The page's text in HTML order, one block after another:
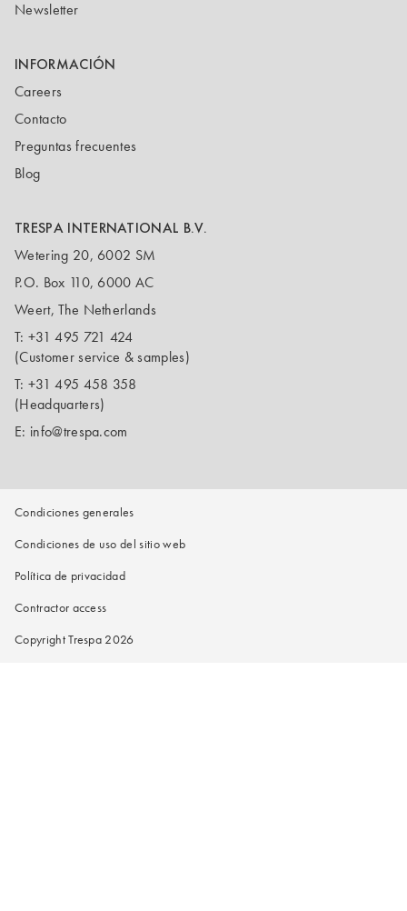
Newsletter
INFORMACIÓN
Careers
Contacto
Preguntas frecuentes
Blog
TRESPA INTERNATIONAL B.V.
Wetering 20, 6002 SM
P.O. Box 110, 6000 AC
Weert, The Netherlands
T: +31 495 721 424
(Customer service & samples)
T: +31 495 458 358
(Headquarters)
E: info@trespa.com
Condiciones generales
Condiciones de uso del sitio web
Política de privacidad
Contractor access
Copyright Trespa 2026